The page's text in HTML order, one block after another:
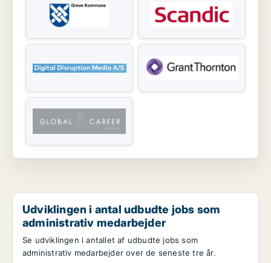
Udviklingen i antal udbudte jobs som
administrativ medarbejder
Se udviklingen i antallet af udbudte jobs som
administrativ medarbejder over de seneste tre år.